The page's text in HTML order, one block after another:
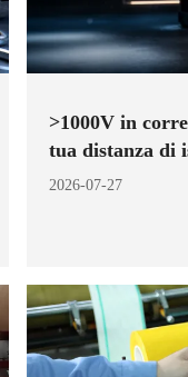
>1000V in
tua distanza di
2026-07-27